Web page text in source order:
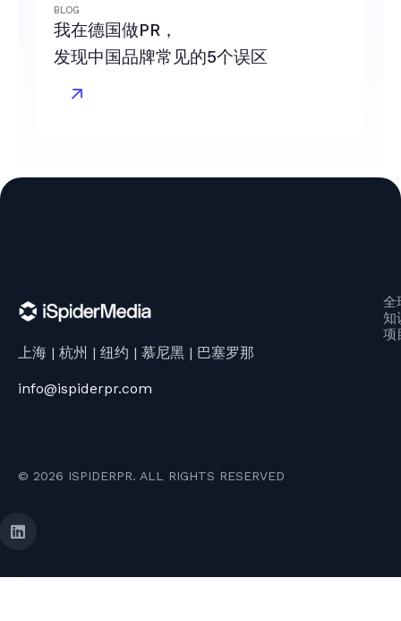
BLOG
我在德国做PR，
发现中国品牌常见的5个误区
上海 | 杭州 | 纽约 | 慕尼黑 | 巴塞罗那
info@ispiderpr.com
全
知
项
© 2026 ISPIDERPR. ALL RIGHTS RESERVED